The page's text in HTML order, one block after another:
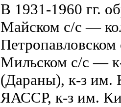
В 1931-1960 гг.
Майском с/с —
Мильском с/с —
(Дараны), к-з им.
ЯАССР, к-з им.